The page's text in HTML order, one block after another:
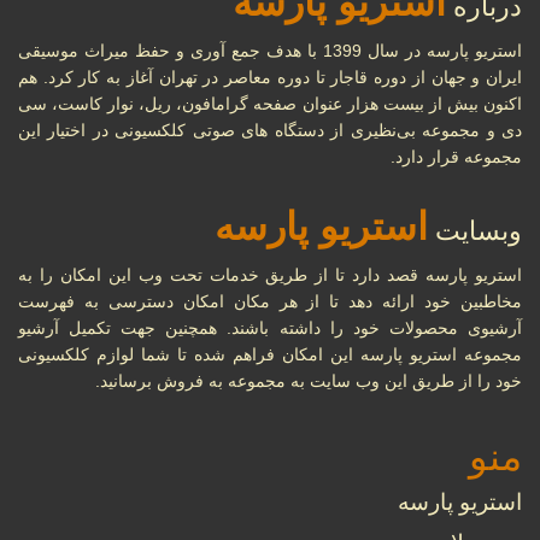
29
شهریور
تاریخ جامع ضبط صوت
...
شهریور
تاریخچه نوار کاست و ضبط
صدا، انواع و ویژگی‌های نوار
11
مروری بر دستگاه‌های مختلف
پخش موسیقی در طول تاریخ
22 گرامافون چیست؟
درباره
استریو پارسه در سال 1399 با هدف جمع آوری و حفظ میراث موسیقی
ایران و جهان از دوره قاجار تا دوره معاصر در تهران آغاز به کار کرد. هم
اکنون بیش از بیست هزار عنوان صفحه گرامافون، ریل، نوار کاست، سی
دی و مجموعه بی‌نظیری از دستگاه های صوتی کلکسیونی در اختیار این
مجموعه قرار دارد.
وبسایت استریو پارسه
استریو پارسه قصد دارد تا از طریق خدمات تحت وب این امکان را به
مخاطبین خود ارائه دهد تا از هر مکان امکان دسترسی به فهرست
آرشیوی محصولات خود را داشته باشند. همچنین جهت تکمیل آرشیو
مجموعه استریو پارسه این امکان فراهم شده تا شما لوازم کلکسیونی
خود را از طریق این وب سایت به مجموعه به فروش برسانید.
منو
استریو پارسه